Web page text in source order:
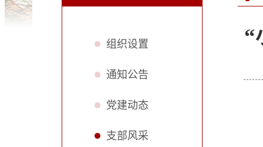
组织设置
通知公告
党建动态
支部风采
“